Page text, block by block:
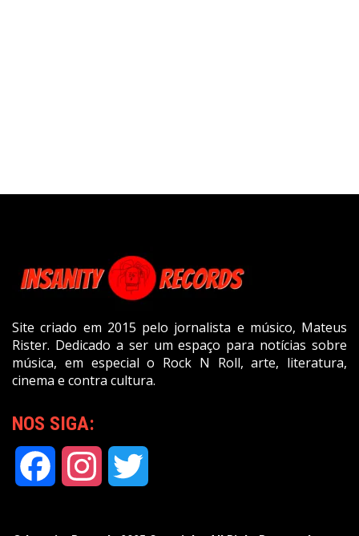
Site criado em 2015 pelo jornalista e músico, Mateus
Rister. Dedicado a ser um espaço para notícias sobre
música, em especial o Rock N Roll, arte, literatura,
cinema e contra cultura.
NOS SIGA:
Facebook Instagram